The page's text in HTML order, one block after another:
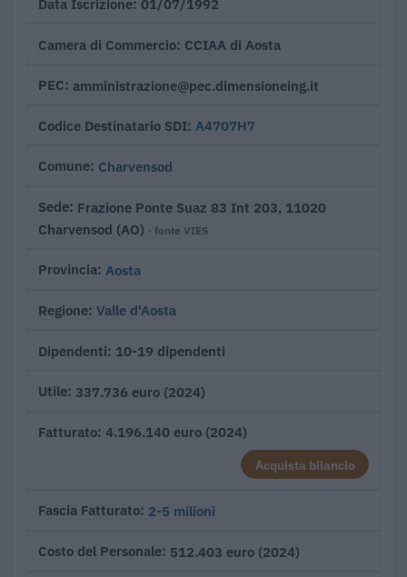
Data Iscrizione 01/07/1992
Camera di Commercio CCIAA di Aosta
PEC amministrazione@pec.dimensioneing.it
Codice Destinatario SDI A4707H7
Comune Charvensod
Sede Frazione Ponte Suaz 83 Int 203, 11020
Charvensod (AO) · fonte VIES
Provincia Aosta
Regione Valle d'Aosta
Dipendenti 10-19 dipendenti
Utile 337.736 euro (2024)
Fatturato 4.196.140 euro (2024)
Acquista bilancio
Fascia Fatturato 2-5 milioni
Costo del Personale 512.403 euro (2024)